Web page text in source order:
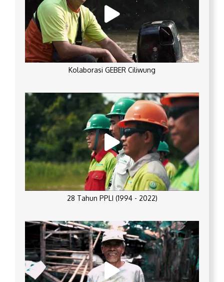
Kolaborasi GEBER Ciliwung
28 Tahun PPLI (1994 - 2022)